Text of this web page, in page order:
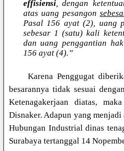
effisiensi, dengan
atas uang pesangon
Pasal 156 ayat (2), uang
sebesar 1 (satu) kali
dan uang penggantian
156 ayat (4).”
Karena Penggugat
besarannya tidak sesuai
Ketenagakerjaan diatas,
Disnaker. Adapun yang
Hubungan Industrial dinas
Surabaya tertanggal 14